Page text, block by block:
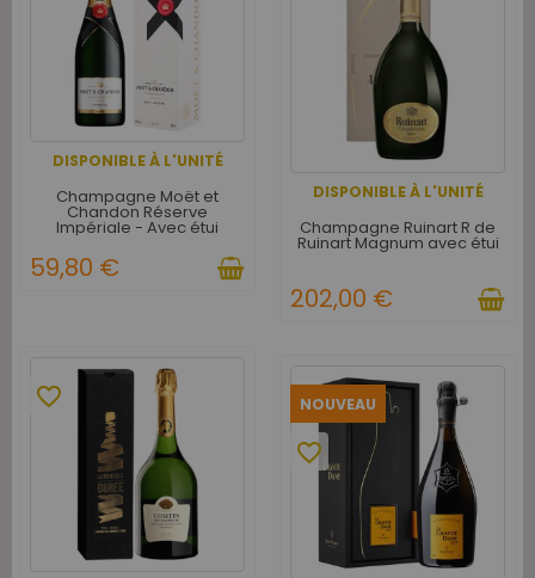
DISPONIBLE À L'UNITÉ
Champagne Moët et
Chandon Réserve
Impériale - Avec étui
59,80 €
DISPONIBLE À L'UNITÉ
Champagne Ruinart R de
Ruinart Magnum avec étui
202,00 €
favorite_border NOUVEAU
favorite_border